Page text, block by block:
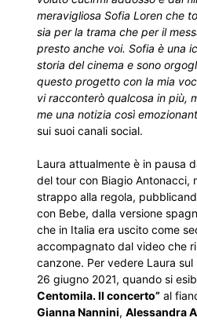
meravigliosa Sofia Loren che
sia per la trama che per il
presto anche voi. Sofia è una
storia del cinema e sono
questo progetto con la mia
vi racconterò qualcosa in più,
me una notizia così
sui suoi canali social.
Laura attualmente è in pausa
del tour con Biagio Antonacci,
strappo alla regola,
con Bebe, dalla versione
che in Italia era uscito come
accompagnato dal video che
canzone. Per vedere Laura
26 giugno 2021, quando si
Centomila. Il concerto” al
Gianna Nannini, Alessandra